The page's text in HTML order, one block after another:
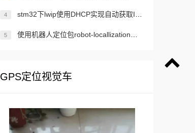
4 stm32下lwip使用DHCP实现自动获取IP地址的设计
5 使用机器人定位包robot-locallization的robot_localization实现传感器融合ROS 2
GPS定位视觉车